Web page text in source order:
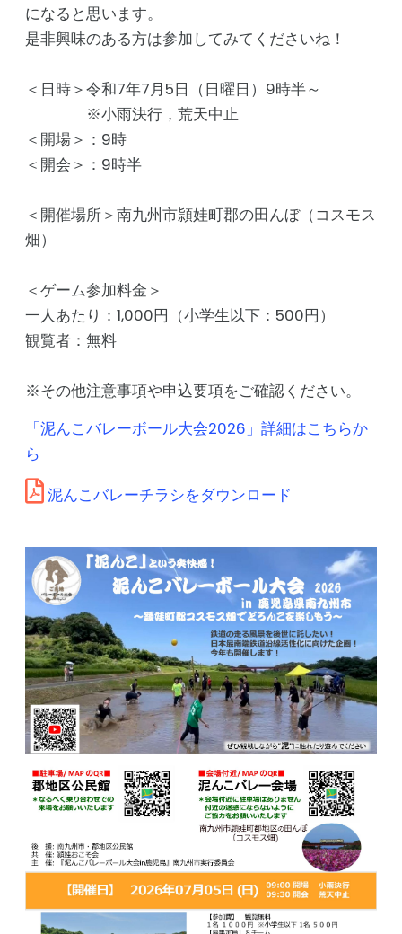
になると思います。
是非興味のある方は参加してみてくださいね！
＜日時＞令和7年7月5日（日曜日）9時半～
※小雨決行，荒天中止
＜開場＞：9時
＜開会＞：9時半
＜開催場所＞南九州市頴娃町郡の田んぼ（コスモス
畑）
＜ゲーム参加料金＞
一人あたり：1,000円（小学生以下：500円）
観覧者：無料
※その他注意事項や申込要項をご確認ください。
「泥んこバレーボール大会2026」詳細はこちらか
ら
泥んこバレーチラシをダウンロード